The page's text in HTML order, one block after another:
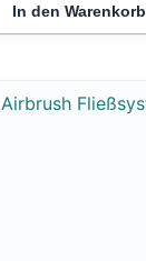
In den Warenkorb